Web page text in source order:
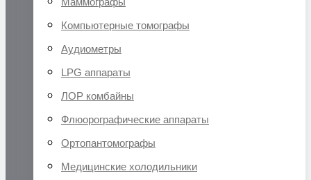
Компьютерные томографы
Аудиометры
LPG аппараты
ЛОР комбайны
Флюорографические аппараты
Ортопантомографы
Медицинские холодильники